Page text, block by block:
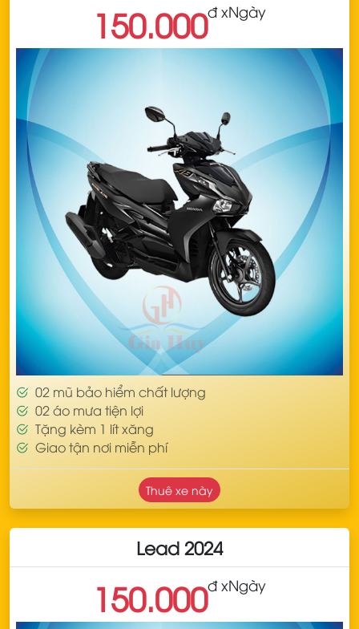
150.000đ xNgày
02 mũ bảo hiểm chất lượng
02 áo mưa tiện lợi
Tặng kèm 1 lít xăng
Giao tận nơi miễn phí
Thuê xe này
Lead 2024
150.000đ xNgày